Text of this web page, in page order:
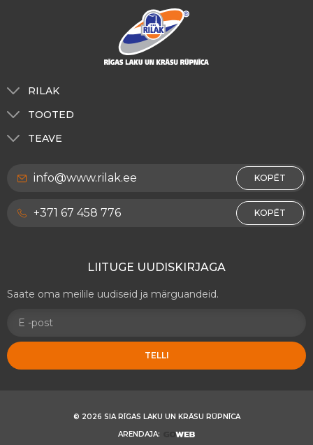
RILAK
Meist
RILAK Leedu
TOOTED
Välistöödeks
Dekoratiiv värvid RILAKDEKOR
TEAVE
Privaatsuspoliitika
info@www.rilak.ee KOPĒT
+371 67 458 776 KOPĒT
LIITUGE UUDISKIRJAGA
Saate oma meilile uudiseid ja märguandeid.
TELLI
© 2026 SIA RĪGAS LAKU UN KRĀSU RŪPNĪCA
ARENDAJA: